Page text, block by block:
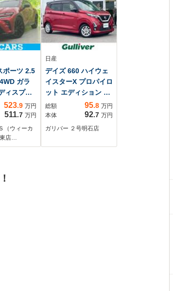
ポーツ 2.5
ガラ
ィスプレ
オ+ナビ/デ
ナーミラ
ーフティ
トヒータ
ニター/車
523.9 万円
511.7 万円
（ウィーカ
店…
日産
デイズ 660 ハイウェ
イスターX プロパイロ
ット エディション 純
正SDナビアラウンド
ビューカメラプロパ
イロットUSB入力端
ホールドヘッドライ
総額 95.8 万円
本体
92.7 万円
ガリバー ２号明石店